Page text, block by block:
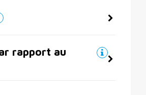
rapport au